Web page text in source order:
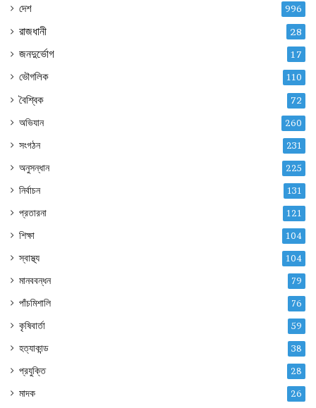
দেশ 996
রাজধানী 28
জনদুর্ভোগ 17
ভৌগলিক 110
বৈশ্বিক 72
অভিযান 260
সংগঠন 231
অনুসন্ধান 225
নির্বাচন 131
প্রতারনা 121
শিক্ষা 104
স্বাস্থ্য 104
মানববন্ধন 79
পাঁচমিশালি 76
কৃষিবার্তা 59
হত্যাকান্ড 38
প্রযুক্তি 28
মাদক 26